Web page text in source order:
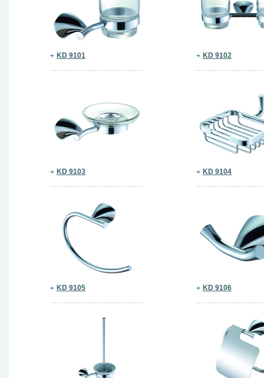
KD 9101 KD 9102
KD 9103 KD 9104
KD 9105 KD 9106